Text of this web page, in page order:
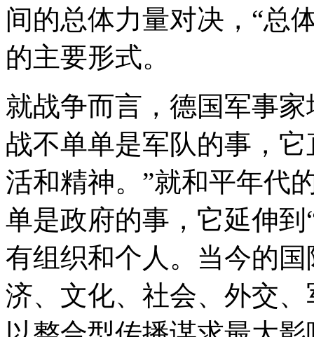
间的总体力量对决，“总
的主要形式。
就战争而言，德国军事家
战不单单是军队的事，
活和精神。”就和平年代
单是政府的事，它延伸
有组织和个人。当今的
济、文化、社会、外交